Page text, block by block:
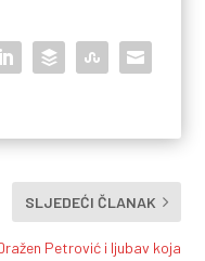
SLJEDEĆI ČLANAK
Petrović i ljubav koja